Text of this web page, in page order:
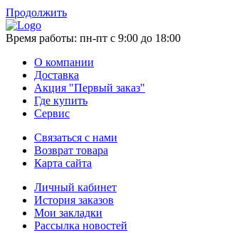
Продолжить
Время работы: пн-пт с 9:00 до 18:00
О компании
Доставка
Акция "Первый заказ"
Где купить
Сервис
Связаться с нами
Возврат товара
Карта сайта
Личный кабинет
История заказов
Мои закладки
Рассылка новостей